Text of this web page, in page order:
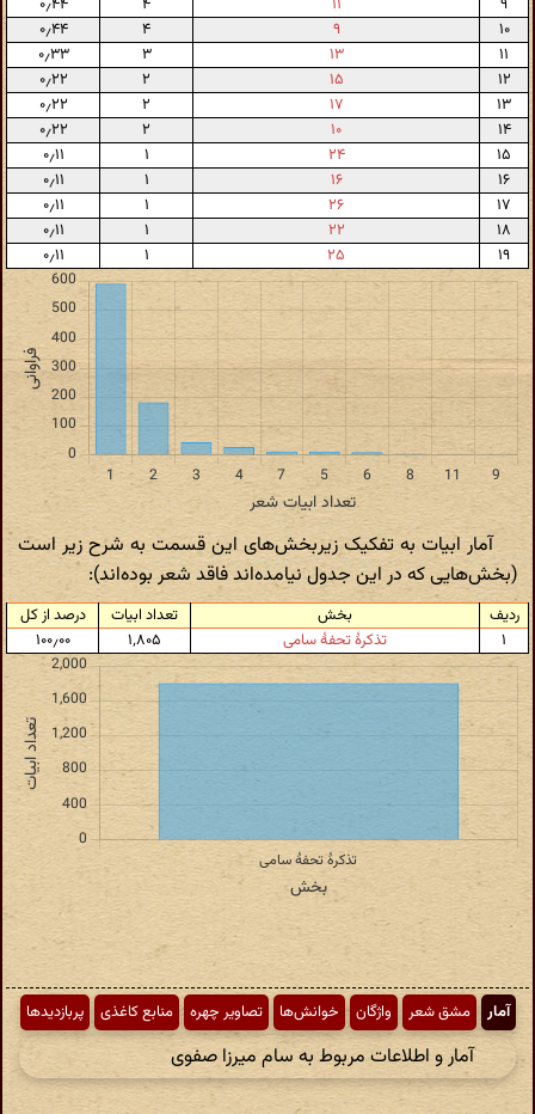
۹ ۱۱ ۴
۰٫۴۴
۱۰
۹ ۴
۰٫۴۴
۱۱
۱۳ ۳
۰٫۳۳
۱۲
۱۵ ۲
۰٫۲۲
۱۳
۱۷ ۲
۰٫۲۲
۱۴
۱۰ ۲
۰٫۲۲
۱۵
۲۴ ۱
۰٫۱۱
۱۶
۱۶ ۱
۰٫۱۱
۱۷
۲۶ ۱
۰٫۱۱
۱۸
۲۲ ۱
۰٫۱۱
۱۹
۲۵ ۱ ۰٫۱۱
آمار ابیات به تفکیک زیربخش‌های این قسمت به شرح زیر است
(بخش‌هایی که در این جدول نیامده‌اند فاقد شعر بوده‌اند):
ردیف بخش تعداد ابیات
درصد از کل
۱
تذکرهٔ تحفهٔ سامی ۱٬۸۰۵ ۱۰۰٫۰۰
آمار مشق شعر واژگان خوانش‌ها تصاویر چهره منابع کاغذی پربازدیدها
آمار و اطلاعات مربوط به سام میرزا صفوی